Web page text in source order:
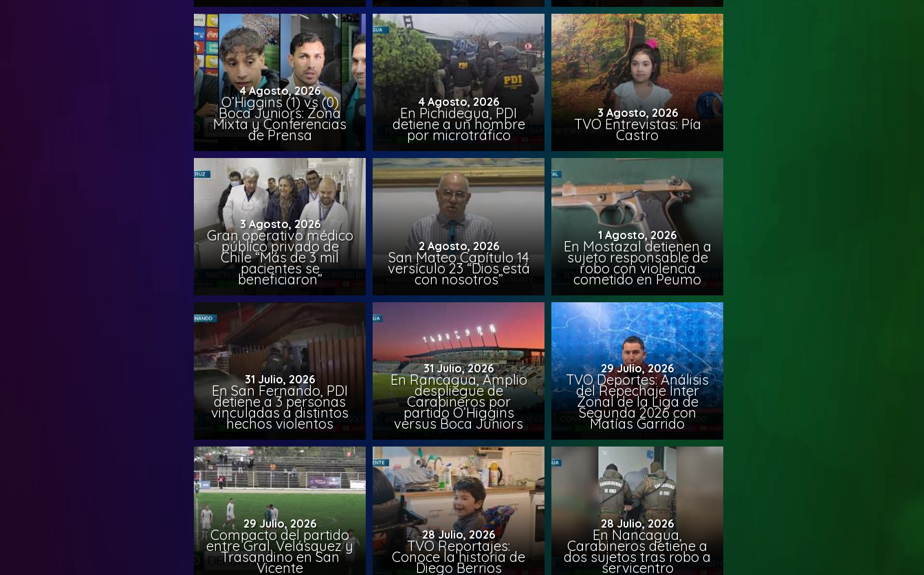
4 Agosto, 2026
O’Higgins (1) vs (0)
Boca Juniors: Zona
Mixta y Conferencias
de Prensa
4 Agosto, 2026
En Pichidegua, PDI
detiene a un hombre
por microtráfico
3 Agosto, 2026
TVO Entrevistas: Pía
Castro
3 Agosto, 2026
Gran operativo médico
público privado de
Chile “Más de 3 mil
pacientes se
beneficiaron”
2 Agosto, 2026
San Mateo Capítulo 14
versículo 23 “Dios está
con nosotros”
1 Agosto, 2026
En Mostazal detienen a
sujeto responsable de
robo con violencia
cometido en Peumo
31 Julio, 2026
En San Fernando, PDI
detiene a 3 personas
vinculadas a distintos
hechos violentos
31 Julio, 2026
En Rancagua, Amplio
despliegue de
Carabineros por
partido O’Higgins
versus Boca Juniors
29 Julio, 2026
TVO Deportes: Análisis
del Repechaje Inter
Zonal de la Liga de
Segunda 2026 con
Matías Garrido
29 Julio, 2026
Compacto del partido
entre Gral. Velásquez y
Trasandino en San
Vicente
28 Julio, 2026
TVO Reportajes:
Conoce la historia de
Diego Berrios
28 Julio, 2026
En Nancagua,
Carabineros detiene a
dos sujetos tras robo a
servicentro